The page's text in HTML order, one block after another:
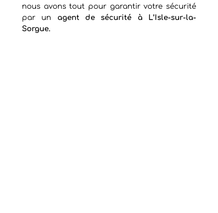
nous avons tout pour garantir votre sécurité
par un agent de sécurité à L’Isle-sur-la-
Sorgue.